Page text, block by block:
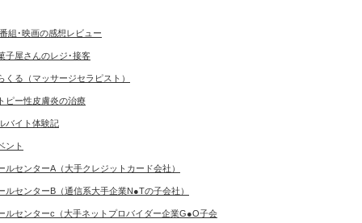
組･映画の感想レビュー
子屋さんのレジ･接客
くる（マッサージセラピスト）
ピー性皮膚炎の治療
バイト体験記
ント
ルセンターA（大手クレジットカード会社）
ルセンターB（通信系大手企業N●Tの子会社）
ルセンターc（大手ネットプロバイダー企業G●O子会